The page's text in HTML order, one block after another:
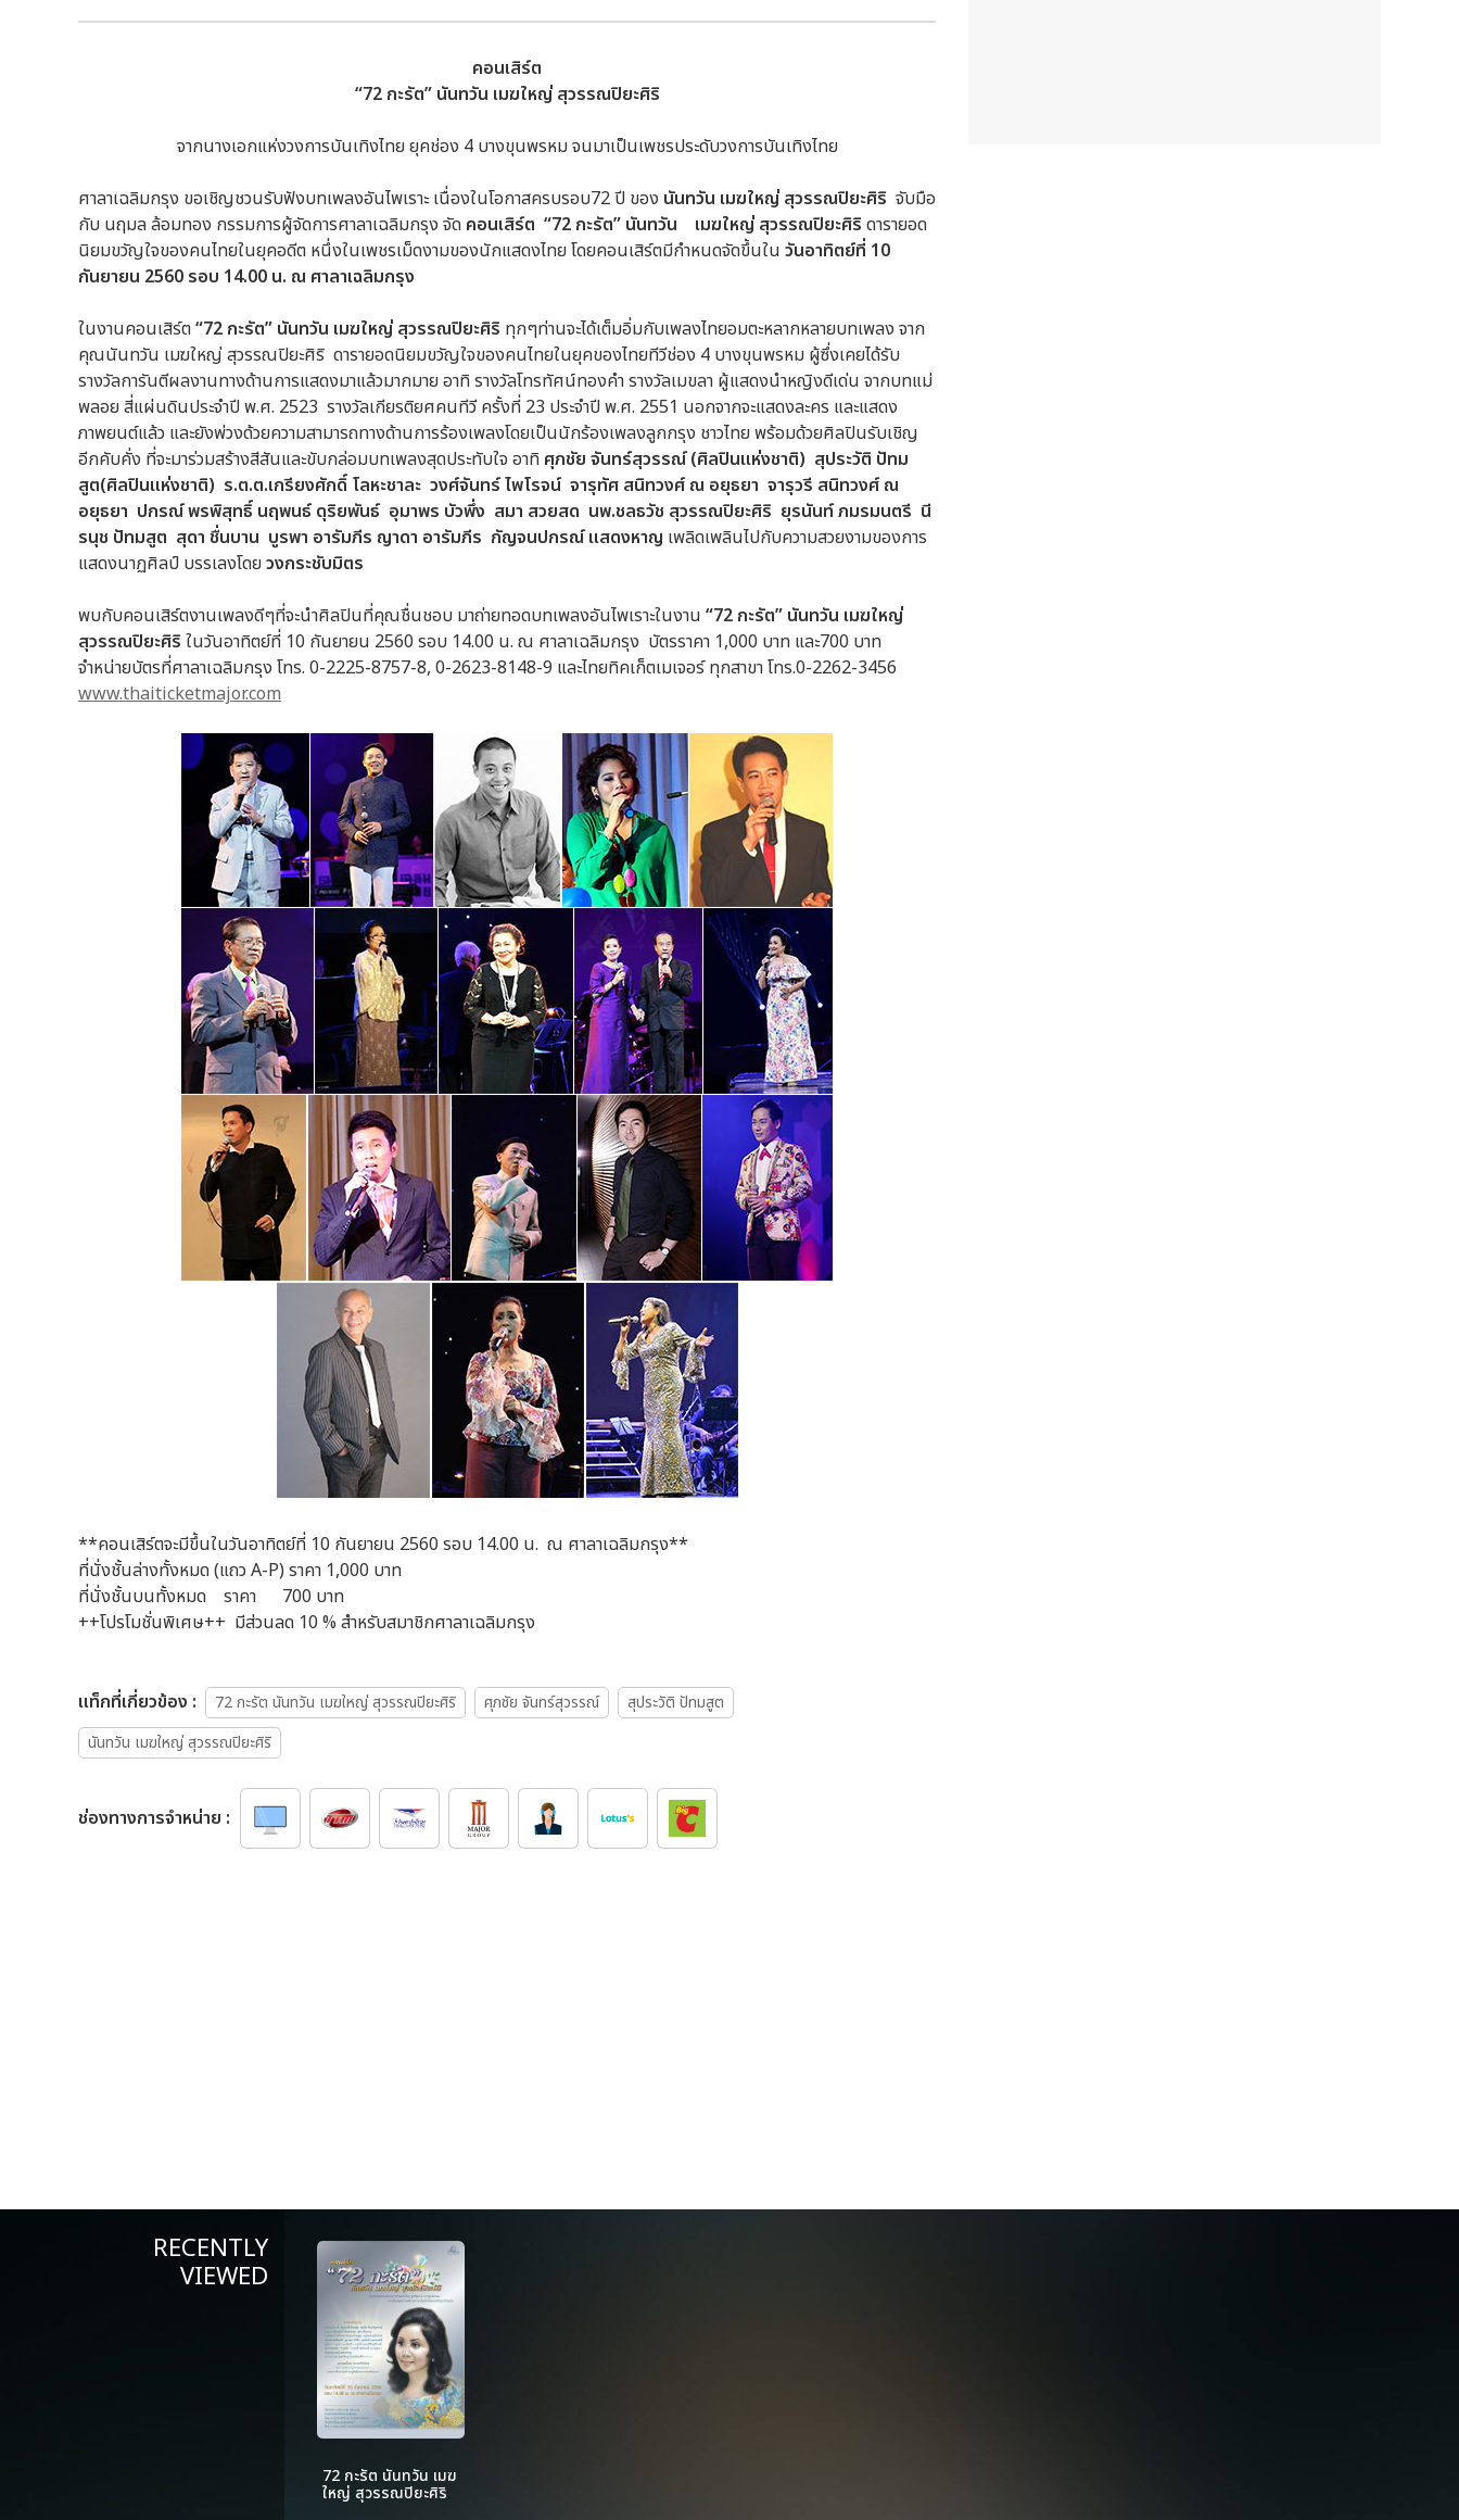
คอนเสิร์ต
“72 กะรัต” นันทวัน เมฆใหญ่ สุวรรณปิยะศิริ
จากนางเอกแห่งวงการบันเทิงไทย ยุคช่อง 4 บางขุนพรหม จนมาเป็นเพชรประดับวงการบันเทิงไทย
ศาลาเฉลิมกรุง ขอเชิญชวนรับฟังบทเพลงอันไพเราะ เนื่องในโอกาสครบรอบ72 ปี ของ นันทวัน เมฆใหญ่ สุวรรณปิยะศิริ จับมือ
กับ นฤมล ล้อมทอง กรรมการผู้จัดการศาลาเฉลิมกรุง จัด คอนเสิร์ต “72 กะรัต” นันทวัน เมฆใหญ่ สุวรรณปิยะศิริ ดารายอด
นิยมขวัญใจของคนไทยในยุคอดีต หนึ่งในเพชรเม็ดงามของนักแสดงไทย โดยคอนเสิร์ตมีกำหนดจัดขึ้นใน วันอาทิตย์ที่ 10
กันยายน 2560 รอบ 14.00 น. ณ ศาลาเฉลิมกรุง
ในงานคอนเสิร์ต “72 กะรัต” นันทวัน เมฆใหญ่ สุวรรณปิยะศิริ ทุกๆท่านจะได้เต็มอิ่มกับเพลงไทยอมตะหลากหลายบทเพลง จาก
คุณนันทวัน เมฆใหญ่ สุวรรณปิยะศิริ ดารายอดนิยมขวัญใจของคนไทยในยุคของไทยทีวีช่อง 4 บางขุนพรหม ผู้ซึ่งเคยได้รับ
รางวัลการันตีผลงานทางด้านการแสดงมาแล้วมากมาย อาทิ รางวัลโทรทัศน์ทองคำ รางวัลเมขลา ผู้แสดงนำหญิงดีเด่น จากบทแม่
พลอย สี่แผ่นดินประจำปี พ.ศ. 2523 รางวัลเกียรติยศคนทีวี ครั้งที่ 23 ประจำปี พ.ศ. 2551 นอกจากจะแสดงละคร และแสดง
ภาพยนต์แล้ว และยังพ่วงด้วยความสามารถทางด้านการร้องเพลงโดยเป็นนักร้องเพลงลูกกรุง ชาวไทย พร้อมด้วยศิลปินรับเชิญ
อีกคับคั่ง ที่จะมาร่วมสร้างสีสันและขับกล่อมบทเพลงสุดประทับใจ อาทิ ศุภชัย จันทร์สุวรรณ์ (ศิลปินแห่งชาติ) สุประวัติ ปัทม
สูต(ศิลปินแห่งชาติ) ร.ต.ต.เกรียงศักดิ์ โลหะชาละ วงศ์จันทร์ ไพโรจน์ จารุทัศ สนิทวงศ์ ณ อยุธยา จารุวรี สนิทวงศ์ ณ
อยุธยา ปกรณ์พรพิสุทธิ์ นฤพนธ์ ดุริยพันธ์ อุมาพร บัวพึ่ง สมา สวยสด นพ.ชลธวัช สุวรรณปิยะศิริ ยุรนันท์ภมรมนตรี นี
รนุช ปัทมสูต สุดา ชื่นบาน บูรพา อารัมภีร ญาดา อารัมภีร กัญจนปกรณ์ แสดงหาญ เพลิดเพลินไปกับความสวยงามของการ
แสดงนาฏศิลป์ บรรเลงโดย วงกระชับมิตร
พบกับคอนเสิร์ตงานเพลงดีๆที่จะนำศิลปินที่คุณชื่นชอบ มาถ่ายทอดบทเพลงอันไพเราะในงาน “72 กะรัต” นันทวัน เมฆใหญ่
สุวรรณปิยะศิริ ในวันอาทิตย์ที่ 10 กันยายน 2560 รอบ 14.00 น. ณ ศาลาเฉลิมกรุง บัตรราคา 1,000 บาท และ700 บาท
จำหน่ายบัตรที่ศาลาเฉลิมกรุง โทร. 0-2225-8757-8, 0-2623-8148-9 และไทยทิคเก็ตเมเจอร์ ทุกสาขา โทร.0-2262-3456
www.thaiticketmajor.com
**คอนเสิร์ตจะมีขึ้นในวันอาทิตย์ที่ 10 กันยายน 2560 รอบ 14.00 น. ณ ศาลาเฉลิมกรุง**
ที่นั่งชั้นล่างทั้งหมด (แถว A-P) ราคา 1,000 บาท
ที่นั่งชั้นบนทั้งหมด ราคา 700 บาท
++โปรโมชั่นพิเศษ++ มีส่วนลด 10 % สำหรับสมาชิกศาลาเฉลิมกรุง
เเท็กที่เกี่ยวข้อง : 72 กะรัต นันทวัน เมฆใหญ่ สุวรรณปิยะศิริ ศุภชัย จันทร์สุวรรณ์
สุประวัติ ปัทมสูต
นันทวัน เมฆใหญ่ สุวรรณปิยะศิริ
ช่องทางการจำหน่าย :
RECENTLY
VIEWED
72 กะรัต นันทวัน เมฆ
ใหญ่ สุวรรณปิยะศิริ